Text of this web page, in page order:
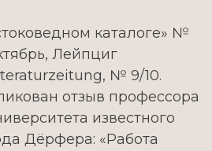
каталоге» №
Лейпциг
№ 9/10.
отзыв профессора
известного
Дёрфера: «Работа